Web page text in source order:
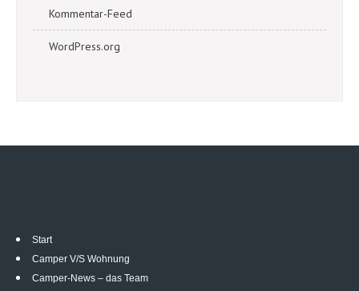
Kommentar-Feed
WordPress.org
Start
Camper V/S Wohnung
Camper-News – das Team